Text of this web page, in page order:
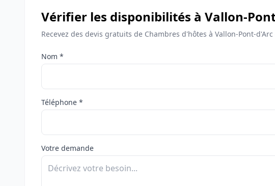
Vérifier les disponibilités à Vallon-
Recevez des devis gratuits de Chambres d'hôtes à Vallon-Pont-d'Arc
Nom *
Téléphone *
Votre demande